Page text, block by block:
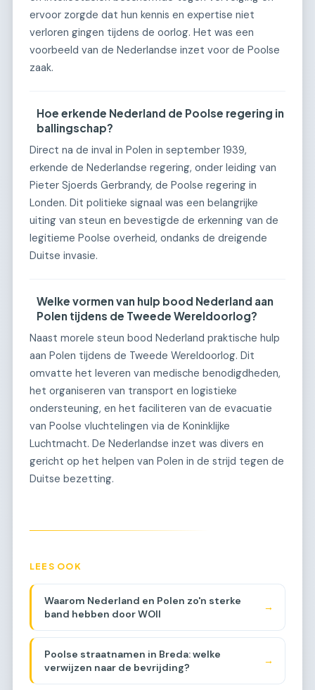
ervoor zorgde dat hun kennis en expertise niet
verloren gingen tijdens de oorlog. Het was een
voorbeeld van de Nederlandse inzet voor de Poolse
zaak.
Hoe erkende Nederland de Poolse regering in
ballingschap?
Direct na de inval in Polen in september 1939,
erkende de Nederlandse regering, onder leiding van
Pieter Sjoerds Gerbrandy, de Poolse regering in
Londen. Dit politieke signaal was een belangrijke
uiting van steun en bevestigde de erkenning van de
legitieme Poolse overheid, ondanks de dreigende
Duitse invasie.
Welke vormen van hulp bood Nederland aan
Polen tijdens de Tweede Wereldoorlog?
Naast morele steun bood Nederland praktische hulp
aan Polen tijdens de Tweede Wereldoorlog. Dit
omvatte het leveren van medische benodigdheden,
het organiseren van transport en logistieke
ondersteuning, en het faciliteren van de evacuatie
van Poolse vluchtelingen via de Koninklijke
Luchtmacht. De Nederlandse inzet was divers en
gericht op het helpen van Polen in de strijd tegen de
Duitse bezetting.
LEES OOK
Waarom Nederland en Polen zo'n sterke
band hebben door WOII
→
Poolse straatnamen in Breda: welke
verwijzen naar de bevrijding?
→